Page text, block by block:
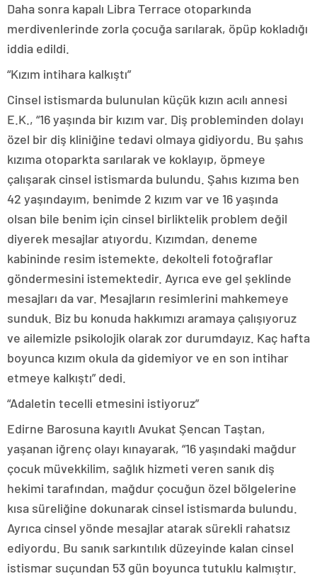
Daha sonra kapalı Libra Terrace otoparkında
merdivenlerinde zorla çocuğa sarılarak, öpüp kokladığı
iddia edildi.
“Kızım intihara kalkıştı”
Cinsel istismarda bulunulan küçük kızın acılı annesi
E.K., “16 yaşında bir kızım var. Diş probleminden dolayı
özel bir diş kliniğine tedavi olmaya gidiyordu. Bu şahıs
kızıma otoparkta sarılarak ve koklayıp, öpmeye
çalışarak cinsel istismarda bulundu. Şahıs kızıma ben
42 yaşındayım, benimde 2 kızım var ve 16 yaşında
olsan bile benim için cinsel birliktelik problem değil
diyerek mesajlar atıyordu. Kızımdan, deneme
kabininde resim istemekte, dekolteli fotoğraflar
göndermesini istemektedir. Ayrıca eve gel şeklinde
mesajları da var. Mesajların resimlerini mahkemeye
sunduk. Biz bu konuda hakkımızı aramaya çalışıyoruz
ve ailemizle psikolojik olarak zor durumdayız. Kaç hafta
boyunca kızım okula da gidemiyor ve en son intihar
etmeye kalkıştı” dedi.
“Adaletin tecelli etmesini istiyoruz”
Edirne Barosuna kayıtlı Avukat Şencan Taştan,
yaşanan iğrenç olayı kınayarak, “16 yaşındaki mağdur
çocuk müvekkilim, sağlık hizmeti veren sanık diş
hekimi tarafından, mağdur çocuğun özel bölgelerine
kısa süreliğine dokunarak cinsel istismarda bulundu.
Ayrıca cinsel yönde mesajlar atarak sürekli rahatsız
ediyordu. Bu sanık sarkıntılık düzeyinde kalan cinsel
istismar suçundan 53 gün boyunca tutuklu kalmıştır.